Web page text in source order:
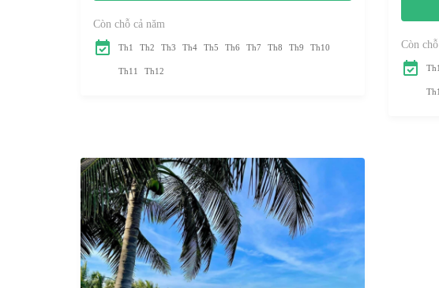
Còn chỗ cả năm
Th1 Th2 Th3 Th4 Th5 Th6 Th7 Th8 Th9 Th10
Th11 Th12
Còn
Th1